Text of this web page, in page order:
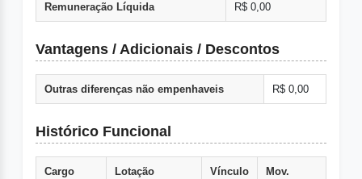
Remuneração Líquida R$ 0,00
Vantagens / Adicionais / Descontos
Outras diferenças não empenhaveis R$ 0,00
Histórico Funcional
Cargo Lotação Vínculo
Mov.